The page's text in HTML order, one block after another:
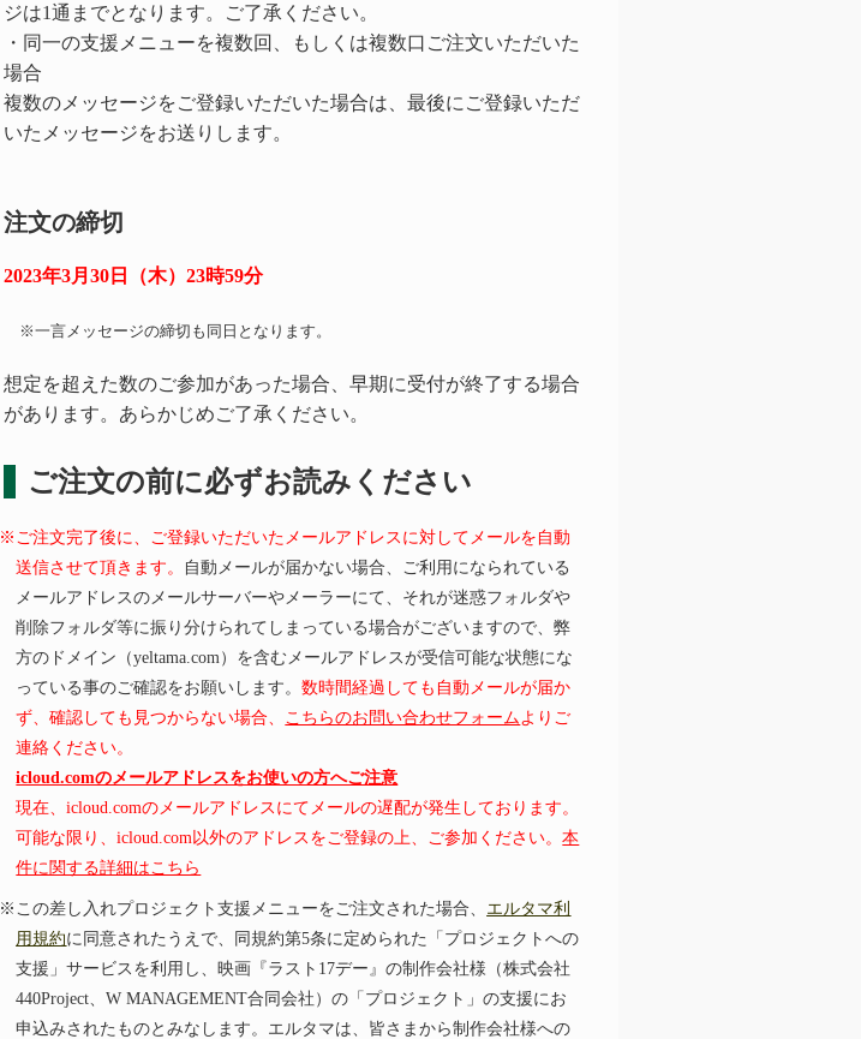
ジは1通までとなります。ご了承ください。
・同一の支援メニューを複数回、もしくは複数口ご注文いただいた
場合
複数のメッセージをご登録いただいた場合は、最後にご登録いただ
いたメッセージをお送りします。
注文の締切
2023年3月30日（木）23時59分
※一言メッセージの締切も同日となります。
想定を超えた数のご参加があった場合、早期に受付が終了する場合
があります。あらかじめご了承ください。
ご注文の前に必ずお読みください
※ご注文完了後に、ご登録いただいたメールアドレスに対してメールを自動
送信させて頂きます。
自動メールが届かない場合、ご利用になられている
メールアドレスのメールサーバーやメーラーにて、それが迷惑フォルダや
削除フォルダ等に振り分けられてしまっている場合がございますので、弊
方のドメイン（yeltama.com）を含むメールアドレスが受信可能な状態にな
っている事のご確認をお願いします。数時間経過しても自動メールが届か
ず、確認しても見つからない場合、
こちらのお問い合わせフォーム よりご
連絡ください。
icloud.comのメールアドレスをお使いの方へご注意
現在、icloud.comのメールアドレスにてメールの遅配が発生しております。
可能な限り、icloud.com以外のアドレスをご登録の上、ご参加ください。本
件に関する詳細はこちら
※この差し入れプロジェクト支援メニューをご注文された場合、 エルタマ利
用規約に同意されたうえで、同規約第5条に定められた「プロジェクトへの
支援」サービスを利用し、映画『ラスト17デー』の制作会社様（株式会社
440Project、W MANAGEMENT合同会社）の「プロジェクト」の支援にお
申込みされたものとみなします。エルタマは、皆さまから制作会社様への